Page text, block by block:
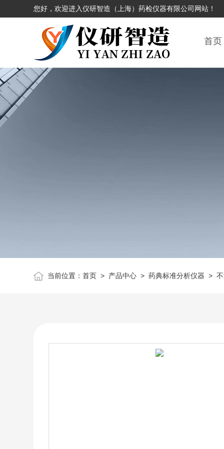
您好，欢迎进入仪研智造（上海）药检仪器有限公司网站！
首页
当前位置：首页 > 产品中心 >药典标准分析仪器 >